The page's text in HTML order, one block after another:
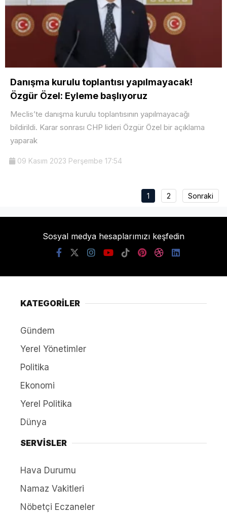
Danışma kurulu toplantısı yapılmayacak!
Özgür Özel: Eyleme başlıyoruz
Meclis’te danışma kurulu toplantısının yapılmayacağı
bildirildi. Karar sonrası CHP lideri Özgür Özel bir açıklama
yaparak
09 Kasım 2023 Perşembe 17:54
1 2 Sonraki
Sosyal medya hesaplarımızı keşfedin
KATEGORİLER
Gündem
Yerel Yönetimler
Politika
Ekonomi
Yerel Politika
Dünya
SERVİSLER
Hava Durumu
Namaz Vakitleri
Nöbetçi Eczaneler